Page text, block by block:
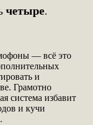
четыре.
— всё это
и
Грамотно
система избавит
и кучи